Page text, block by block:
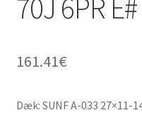
70J 6PR E#
161.41€
Dæk: SUNF A-033 27×11-